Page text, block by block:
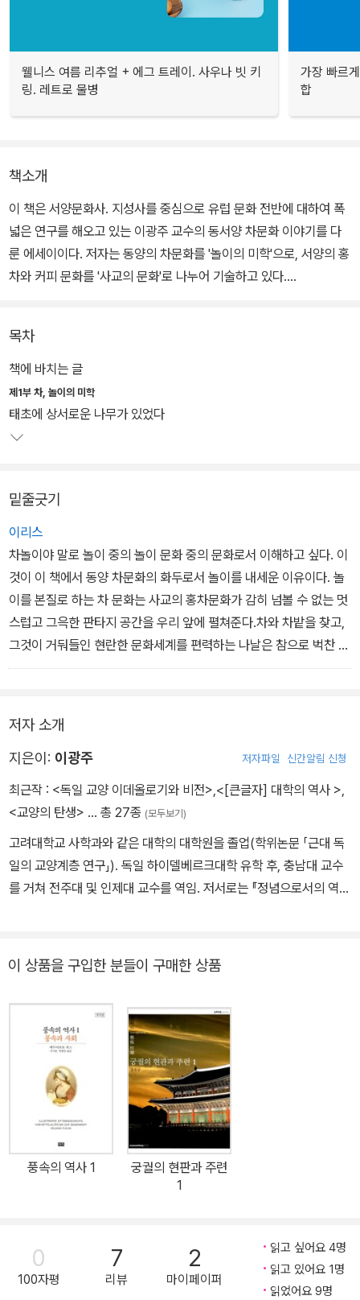
웰니스 여름 리추얼 + 에그 트레이. 사우나 빗 키
링. 레트로 물병
가장 빠르
합
책소개
이 책은 서양문화사. 지성사를 중심으로 유럽 문화 전반에 대하여 폭
넓은 연구를 해오고 있는 이광주 교수의 동서양 차문화 이야기를 다
룬 에세이이다. 저자는 동양의 차문화를 '놀이의 미학'으로, 서양의 홍
차와 커피 문화를 '사교의 문화'로 나누어 기술하고 있다.
약할 수 있는데, 이는 동양의 차문화가 인도의 선(禪)사상과 결합되
면서 풍류와 놀이를 뜻하는 독특한 문화를 형성하게 되었기 때문이
다. 또한 이는 일본으로 건너가서 엄격한 격식과 법도를 강조하는 다
례(茶禮)를 형성하게 된다.
과 맥주를 즐겨마시며 흥청거리던 유럽인들에게 차와 커피는 지성을
일깨우는 기호품으로 인식되며 '카페'를 중심으로 교양문화를 형성하
는 근간이 되었다.
인류의 문명사는 차문화를 통해 진정한 교양의 시대로 접어들었다는
것이 저자의 이야기이다. 동서양을 넘나드는 흥미로운 차 이야기와
함께 어우러지는 아름다운 도판들은 이 책을 더욱 아름다운 것으로
목차
책에 바치는 글
제1부 차, 놀이의 미학
태초에 상서로운 나무가 있었다
밑줄긋기
이리스
차놀이야 말로 놀이 중의 놀이 문화 중의 문화로서 이해하고 싶다. 이
것이 이 책에서 동양 차문화의 화두로서 놀이를 내세운 이유이다. 놀
이를 본질로 하는 차 문화는 사교의 홍차문화가 감히 넘볼 수 없는 멋
스럽고 그윽한 판타지 공간을 우리 앞에 펼쳐준다.차와 차밭을 찾고,
그것이 거둬들인 현란한 문화세계를 편력하는 나날은 참으로 벅찬 정
념의 시간들이었다. -19쪽
저자 소개
지은이: 이광주 저자파일 신간알림 신청
최근작 : <독일 교양 이데올로기와 비전>,<[큰글자] 대학의 역사 >,
<교양의 탄생> … 총 27종 (모두보기)
고려대학교 사학과와 같은 대학의 대학원을 졸업(학위논문 「근대 독
일의 교양계층 연구」). 독일 하이델베르크대학 유학 후, 충남대 교수
를 거쳐 전주대 및 인제대 교수를 역임. 저서로는 『정념으로서의 역
력 : 내 젊은 날의 마에스트로』 『아름다운 책이야기: 윌리엄 모리스에
이 상품을 구입한 분들이 구매한 상품
풍속의 역사 1
궁궐의 현판과 주련
1
0
100자평
7
리뷰
2
마이페이퍼
읽고 싶어요 4명
읽고 있어요 1명
읽었어요 9명